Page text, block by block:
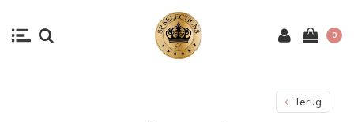
0
Terug